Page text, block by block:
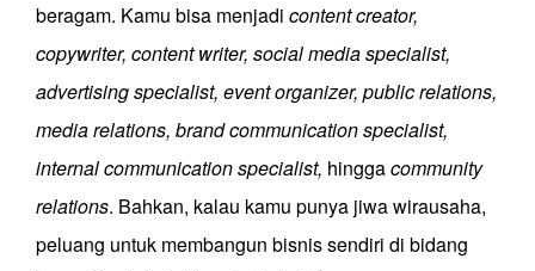
beragam. Kamu bisa menjadi content creator,
copywriter, content writer, social media specialist,
advertising specialist, event organizer, public relations,
media relations, brand communication specialist,
internal communication specialist, hinggacommunity
relations. Bahkan, kalau kamu punya jiwa wirausaha,
peluang untuk membangun bisnis sendiri di bidang